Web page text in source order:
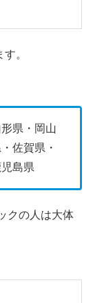
。
県・岡山
佐賀県・
島県
クの人は大体